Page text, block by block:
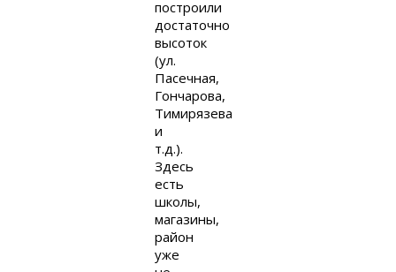
построили
достаточно
высоток
(ул.
Пасечная,
Гончарова,
Тимирязева
и
т.д.).
Здесь
есть
школы,
магазины,
район
уже